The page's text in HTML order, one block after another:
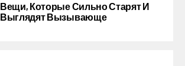
Вещи, Которые Сильно Старят И
Выглядят Вызывающе